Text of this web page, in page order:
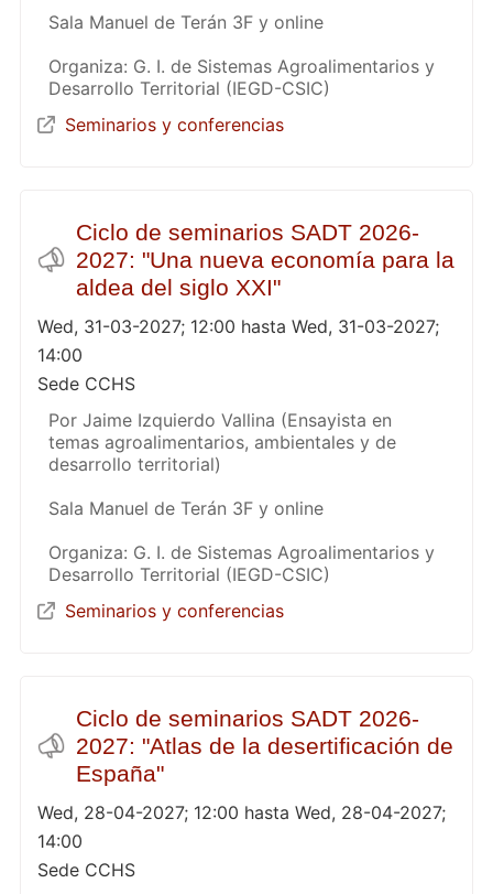
Sala Manuel de Terán 3F y online
Organiza: G. I. de Sistemas Agroalimentarios y
Desarrollo Territorial (IEGD-CSIC)
Seminarios y conferencias
Ciclo de seminarios SADT 2026-
2027: "Una nueva economía para la
aldea del siglo XXI"
Wed, 31-03-2027; 12:00 hasta Wed, 31-03-2027;
14:00
Sede CCHS
Por Jaime Izquierdo Vallina (Ensayista en
temas agroalimentarios, ambientales y de
desarrollo territorial)
Sala Manuel de Terán 3F y online
Organiza: G. I. de Sistemas Agroalimentarios y
Desarrollo Territorial (IEGD-CSIC)
Seminarios y conferencias
Ciclo de seminarios SADT 2026-
2027: "Atlas de la desertificación de
España"
Wed, 28-04-2027; 12:00 hasta Wed, 28-04-2027;
14:00
Sede CCHS